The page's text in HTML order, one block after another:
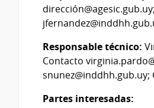
Responsable técnico:
Contacto
Partes interesadas: